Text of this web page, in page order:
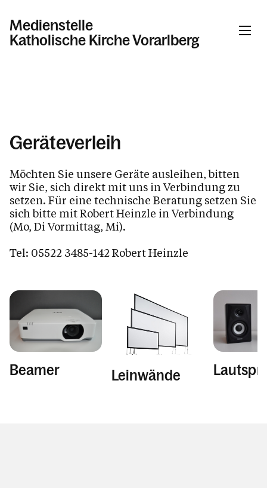
Medienstelle
Katholische Kirche Vorarlberg
Namenspatronkarten
Geräteverleih
Urkunden
Zeitschriften
Kalender
Personen
Geräteverleih
Möchten Sie unsere Geräte ausleihen, bitten
wir Sie, sich direkt mit uns in Verbindung zu
setzen. Für eine technische Beratung setzen Sie
sich bitte mit Robert Heinzle in Verbindung
(Mo, Di Vormittag, Mi).
Tel: 05522 3485-142 Robert Heinzle
Beamer Leinwände